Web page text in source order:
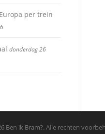
per trein
donderdag 26
Ben ik Bram?. Alle rechten